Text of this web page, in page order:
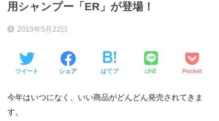
用シャンプー「ER」が登場！
2019年5月22日
ツイート シェア はてブ LINE Pocket
今年はいつになく、いい商品がどんどん発売されてきま
す。